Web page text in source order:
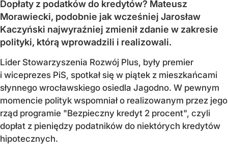
Dopłaty z podatków do kredytów? Mateusz
Morawiecki, podobnie jak wcześniej Jarosław
Kaczyński najwyraźniej zmienił zdanie w zakresie
polityki, którą wprowadzili i realizowali.
Lider Stowarzyszenia Rozwój Plus, były premier
i wiceprezes PiS, spotkał się w piątek z mieszkańcami
słynnego wrocławskiego osiedla Jagodno. W pewnym
momencie polityk wspomniał o realizowanym przez jego
rząd programie "Bezpieczny kredyt 2 procent", czyli
dopłat z pieniędzy podatników do niektórych kredytów
hipotecznych.